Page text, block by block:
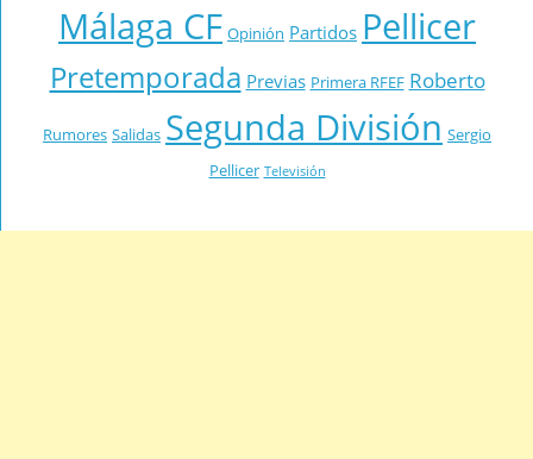
Málaga CF Opinión Partidos Pellicer
Pretemporada Previas Primera RFEF Roberto
Rumores Salidas Segunda División Sergio
Pellicer Televisión